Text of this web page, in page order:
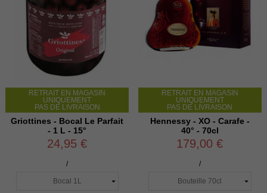
RETRAIT EN MAGASIN
UNIQUEMENT
PAS DE LIVRAISON
Griottines - Bocal Le Parfait
- 1 L - 15°
24,95 €
/
RETRAIT EN MAGASIN
UNIQUEMENT
PAS DE LIVRAISON
Hennessy - XO - Carafe -
40° - 70cl
179,00 €
/